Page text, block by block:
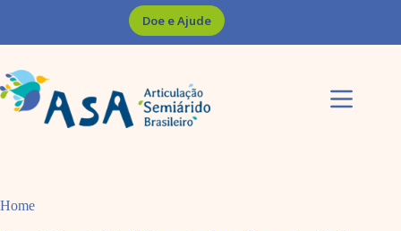
Doe e Ajude
Home